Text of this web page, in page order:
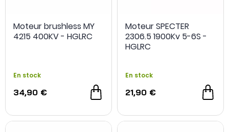
Moteur brushless MY
4215 400KV - HGLRC
En stock
34,90 €
Moteur SPECTER
2306.5 1900Kv 5-6S -
HGLRC
En stock
21,90 €